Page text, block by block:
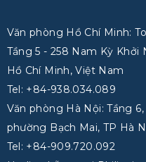
Văn phòng Hồ Chí Minh:
Tầng 5 - 258 Nam Kỳ Khởi
Hồ Chí Minh, Việt Nam
Tel: +84-938.034.089
Văn phòng Hà Nội: Tầng
phường Bạch Mai, TP Hà
Tel: +84-909.720.092